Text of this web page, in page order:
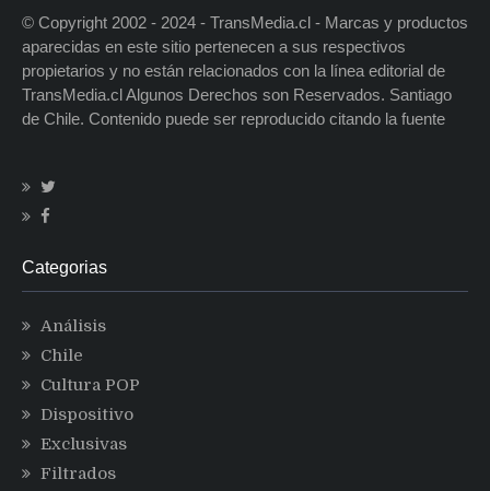
© Copyright 2002 - 2024 - TransMedia.cl - Marcas y productos
aparecidas en este sitio pertenecen a sus respectivos
propietarios y no están relacionados con la línea editorial de
TransMedia.cl Algunos Derechos son Reservados. Santiago
de Chile. Contenido puede ser reproducido citando la fuente
Categorias
Análisis
Chile
Cultura POP
Dispositivo
Exclusivas
Filtrados